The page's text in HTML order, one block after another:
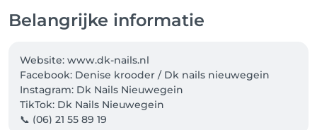
Belangrijke informatie
Website: www.dk-nails.nl
Facebook: Denise krooder / Dk nails nieuwegein
Instagram: Dk Nails Nieuwegein
TikTok: Dk Nails Nieuwegein
📞 (06) 21 55 89 19